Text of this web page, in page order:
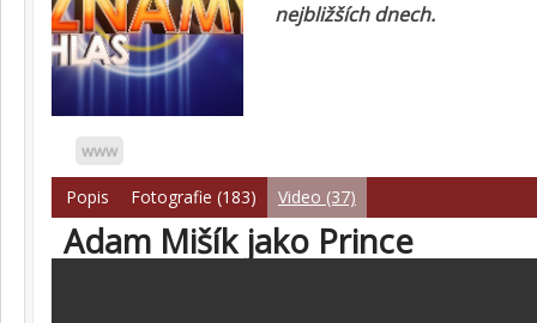
www
nejbližších dnech.
Popis Fotografie (183) Video (37)
Adam Mišík jako Prince